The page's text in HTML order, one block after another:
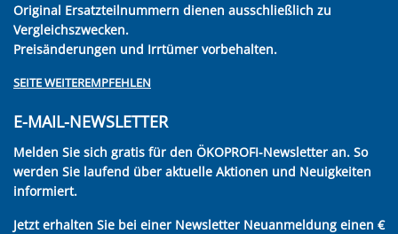
Original Ersatzteilnummern dienen ausschließlich zu
Vergleichszwecken.
Preisänderungen und Irrtümer vorbehalten.
SEITE WEITEREMPFEHLEN
E-MAIL-NEWSLETTER
Melden Sie sich gratis für den ÖKOPROFI-Newsletter an. So
werden Sie laufend über aktuelle Aktionen und Neuigkeiten
informiert.
Jetzt erhalten Sie bei einer Newsletter Neuanmeldung einen €